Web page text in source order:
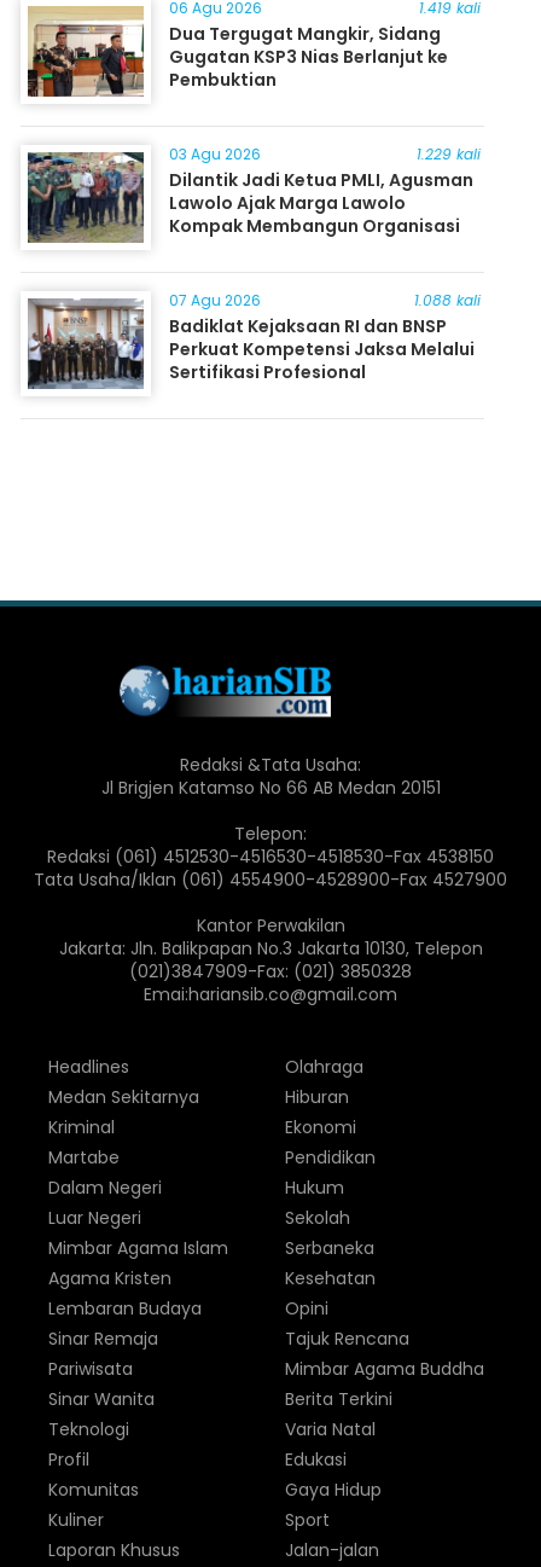
06 Agu 2026 1.419 kali
Dua Tergugat Mangkir, Sidang
Gugatan KSP3 Nias Berlanjut ke
Pembuktian
03 Agu 2026 1.229 kali
Dilantik Jadi Ketua PMLI, Agusman
Lawolo Ajak Marga Lawolo
Kompak Membangun Organisasi
07 Agu 2026 1.088 kali
Badiklat Kejaksaan RI dan BNSP
Perkuat Kompetensi Jaksa Melalui
Sertifikasi Profesional
Redaksi &Tata Usaha:
Jl Brigjen Katamso No 66 AB Medan 20151
Telepon:
Redaksi (061) 4512530-4516530-4518530-Fax 4538150
Tata Usaha/Iklan (061) 4554900-4528900-Fax 4527900
Kantor Perwakilan
Jakarta: Jln. Balikpapan No.3 Jakarta 10130, Telepon
(021)3847909-Fax: (021) 3850328
Emai:hariansib.co@gmail.com
Headlines
Medan Sekitarnya
Kriminal
Martabe
Dalam Negeri
Luar Negeri
Olahraga
Hiburan
Ekonomi
Pendidikan
Hukum
Sekolah
Mimbar Agama Islam
Agama Kristen
Lembaran Budaya
Sinar Remaja
Pariwisata
Sinar Wanita
Serbaneka
Kesehatan
Opini
Tajuk Rencana
Mimbar Agama Buddha
Berita Terkini
Teknologi
Profil
Komunitas
Kuliner
Laporan Khusus
Varia Natal
Edukasi
Gaya Hidup
Sport
Jalan-jalan